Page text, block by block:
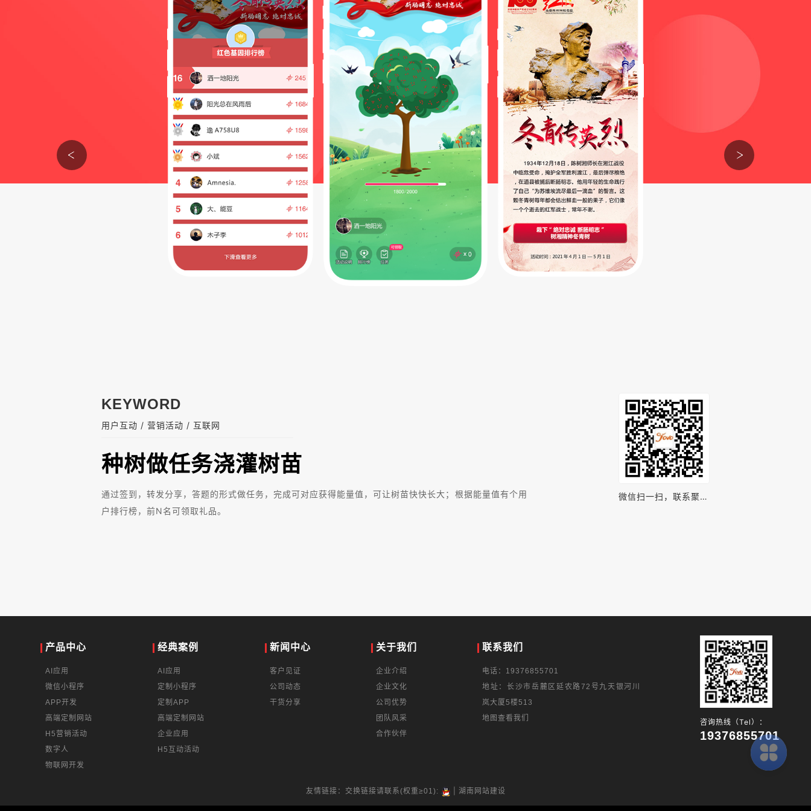
KEYWORD
用户互动 / 营销活动 / 互联网
种树做任务浇灌树苗
通过签到，转发分享，答题的形式做任务，完成可对应获得能量值，可让树苗快快长大；根据能量值有个用
户排行榜，前N名可领取礼品。
微信扫一扫，联系聚之
产品中心
AI应用
微信小程序
APP开发
高端定制网站
H5营销活动
数字人
物联网开发
经典案例
AI应用
定制小程序
定制APP
高端定制网站
企业应用
H5互动活动
新闻中心
客户见证
公司动态
干货分享
关于我们
企业介绍
企业文化
公司优势
团队风采
合作伙伴
联系我们
电话：19376855701
地址：长沙市岳麓区延农路72号九天银河川
岚大厦5楼513
地图查看我们
咨询热线（Tel）：
19376855701
友情链接：交换链接请联系(权重≥01): 湖南网站建设